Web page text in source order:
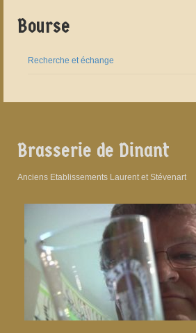
Bourse
Recherche et échange
Brasserie de Dinant
Anciens Etablissements Laurent et Stévenart